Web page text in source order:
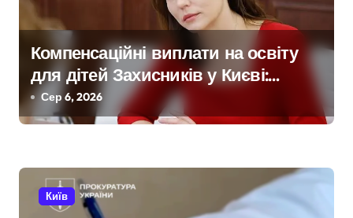
а
п
с
Компенсаційні виплати на освіту
для дітей Захисників у Києві:
умови отримання до 40 тисяч
гривень і процедура подачі
Сер 6, 2026
Київ